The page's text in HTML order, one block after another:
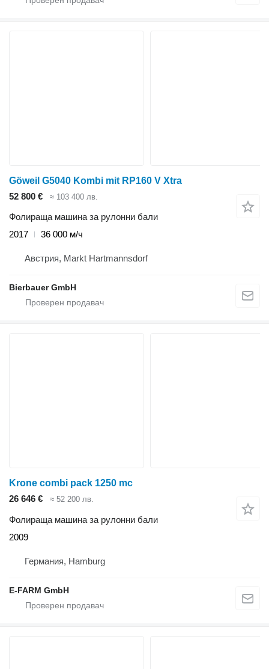
Göweil G5040 Kombi mit RP160 V Xtra
52 800 €
≈ 103 400 лв.
Фолираща машина за рулонни бали
2017
36 000 м/ч
Австрия, Markt Hartmannsdorf
Bierbauer GmbH
Krone combi pack 1250 mc
26 646 €
≈ 52 200 лв.
Фолираща машина за рулонни бали
2009
Германия, Hamburg
E-FARM GmbH